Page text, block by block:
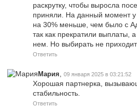
раскрутку, чтобы выросла
приняли. На данный момент
на 30% меньше, чем было с
так как прекратили выплаты,
нем. Но выбирать не
Ответить
Мария 09 января 2025 в 03:21:52
Хорошая партнерка,
стабильность.
Ответить